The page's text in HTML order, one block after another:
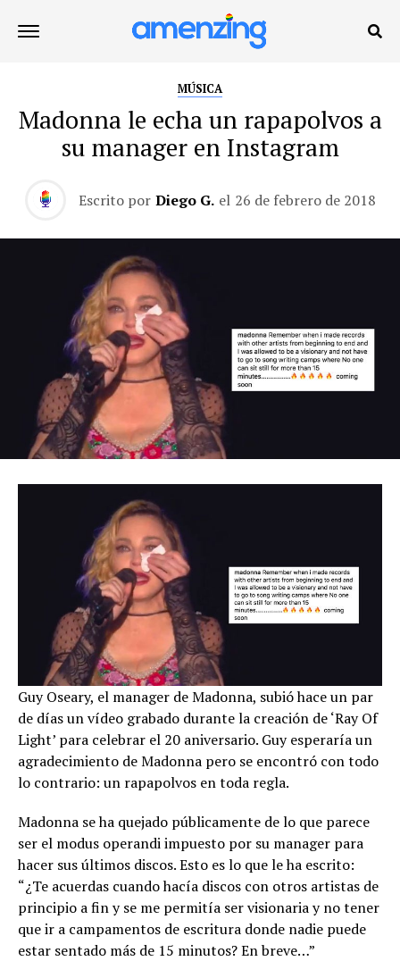
MÚSICA
Madonna le echa un rapapolvos a
su manager en Instagram
Escrito por Diego G. el 26 de febrero de 2018
Guy Oseary, el manager de Madonna, subió hace un par
de días un vídeo grabado durante la creación de ‘Ray Of
Light’ para celebrar el 20 aniversario. Guy esperaría un
agradecimiento de Madonna pero se encontró con todo
lo contrario: un rapapolvos en toda regla.
Madonna se ha quejado públicamente de lo que parece
ser el modus operandi impuesto por su manager para
hacer sus últimos discos. Esto es lo que le ha escrito:
“¿Te acuerdas cuando hacía discos con otros artistas de
principio a fin y se me permitía ser visionaria y no tener
que ir a campamentos de escritura donde nadie puede
estar sentado más de 15 minutos? En breve…”